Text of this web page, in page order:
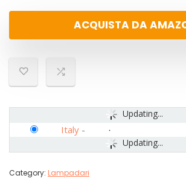
ACQUISTA DA
Updating...
Updating...
Italy -
Category: Lampadari